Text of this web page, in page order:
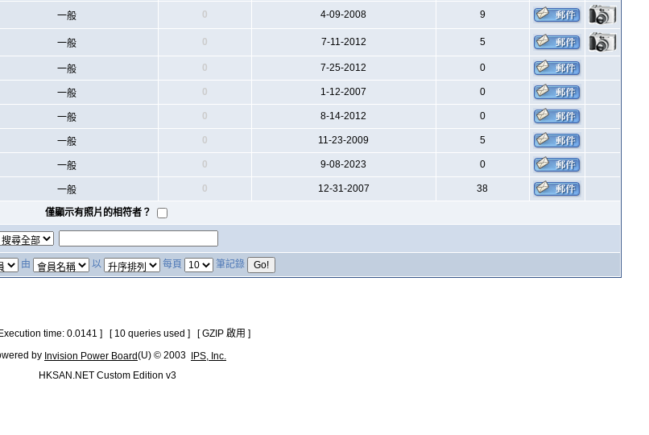
一般 0 4-09-2008 9
一般 0 7-11-2012 5
一般 0 7-25-2012 0
一般 0 1-12-2007 0
一般 0 8-14-2012 0
一般 0 11-23-2009 5
一般 0 9-08-2023 0
一般 0 12-31-2007 38
僅顯示有照片的相符者？
由 以 每頁 筆記錄
time: 0.0141 ] [ 10 queries used ] [ GZIP 啟用 ]
by Invision Power Board(U) © 2003
IPS, Inc.
HKSAN.NET Custom Edition v3